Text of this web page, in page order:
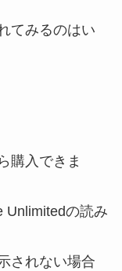
てみるのはい
購入できま
Unlimitedの読み
されない場合